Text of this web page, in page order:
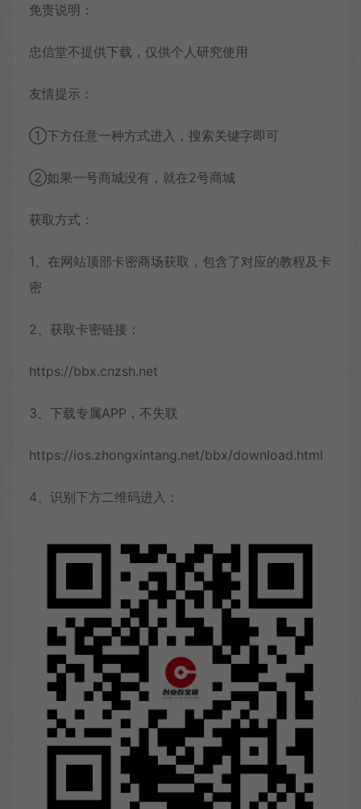
免责说明：
忠信堂不提供下载，仅供个人研究使用
友情提示：
①下方任意一种方式进入，搜索关键字即可
②如果一号商城没有，就在2号商城
获取方式：
1、在网站顶部卡密商场获取，包含了对应的教程及卡
密
2、获取卡密链接：
https://bbx.cnzsh.net
3、下载专属APP，不失联
https://ios.zhongxintang.net/bbx/download.html
4、识别下方二维码进入：